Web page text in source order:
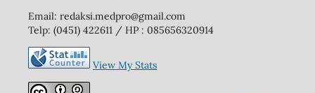
Email: redaksi.medpro@gmail.com
Telp: (0451) 422611 / HP : 085656320914
View My Stats